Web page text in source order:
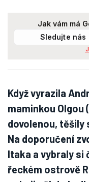
Jak vám má
Sledujte nás
Když vyrazila
maminkou
dovolenou, těšily
Na doporučení
Itaka a vybraly si
řeckém ostrově